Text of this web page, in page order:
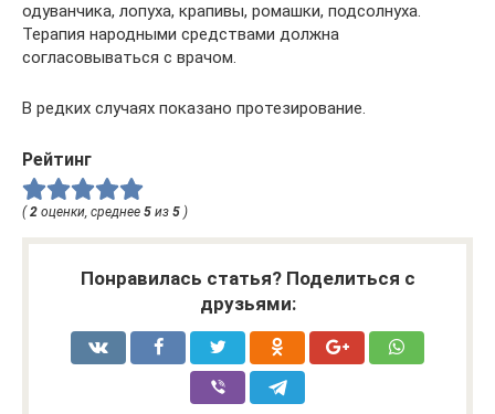
одуванчика, лопуха, крапивы, ромашки, подсолнуха.
Терапия народными средствами должна
согласовываться с врачом.
В редких случаях показано протезирование.
Рейтинг
( 2 оценки, среднее 5 из 5 )
Понравилась статья? Поделиться с
друзьями: